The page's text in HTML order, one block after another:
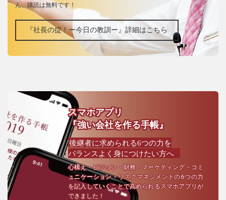
ん、購読は無料です！
『社長の掟！ー今日の教訓ー』詳細はこちら
スマホアプリ
『強い会社を作る手帳』
後継者に求められる6つの力を
バランスよく身につけたい方へ
心構え・ビジョン・財務・マーケティング・コミ
ュニケーション・リスクマネジメントの6つの力
を記入していくことで高められるスマホアプリが
できました！